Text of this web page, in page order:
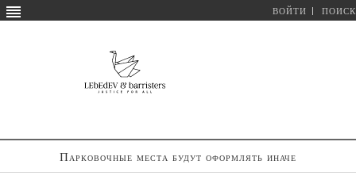
ВОЙТИ ПОИСК
Парковочные места будут оформлять иначе